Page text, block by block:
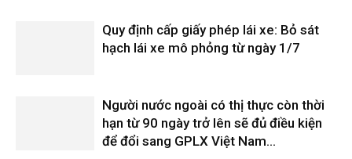
Quy định cấp giấy phép lái xe: Bỏ sát
hạch lái xe mô phỏng từ ngày 1/7
Người nước ngoài có thị thực còn thời
hạn từ 90 ngày trở lên sẽ đủ điều kiện
để đổi sang GPLX Việt Nam...